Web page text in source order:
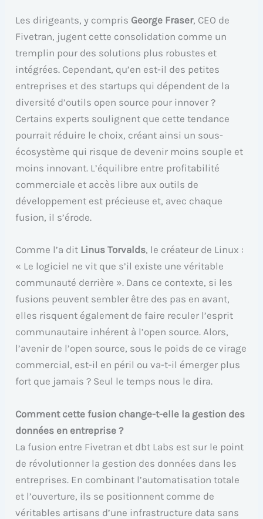
Les dirigeants, y compris George Fraser, CEO de
Fivetran, jugent cette consolidation comme un
tremplin pour des solutions plus robustes et
intégrées. Cependant, qu’en est-il des petites
entreprises et des startups qui dépendent de la
diversité d’outils open source pour innover ?
Certains experts soulignent que cette tendance
pourrait réduire le choix, créant ainsi un sous-
écosystème qui risque de devenir moins souple et
moins innovant. L’équilibre entre profitabilité
commerciale et accès libre aux outils de
développement est précieuse et, avec chaque
fusion, il s’érode.
Comme l’a dit Linus Torvalds, le créateur de Linux :
« Le logiciel ne vit que s’il existe une véritable
communauté derrière ». Dans ce contexte, si les
fusions peuvent sembler être des pas en avant,
elles risquent également de faire reculer l’esprit
communautaire inhérent à l’open source. Alors,
l’avenir de l’open source, sous le poids de ce virage
commercial, est-il en péril ou va-t-il émerger plus
fort que jamais ? Seul le temps nous le dira.
Comment cette fusion change-t-elle la gestion des
données en entreprise ?
La fusion entre Fivetran et dbt Labs est sur le point
de révolutionner la gestion des données dans les
entreprises. En combinant l’automatisation totale
et l’ouverture, ils se positionnent comme de
véritables artisans d’une infrastructure data sans